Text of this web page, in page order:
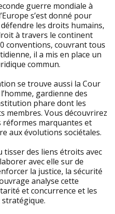
guerre mondiale à
s’est donné pour
les droits humains,
à travers le continent
conventions, couvrant tous
il a mis en place un
commun.
se trouve aussi la Cour
gardienne des
phare dont les
membres. Vous découvrirez
réformes marquantes et
aux évolutions sociétales.
tisser des liens étroits avec
avec elle sur de
la justice, la sécurité
analyse cette
et concurrence et les